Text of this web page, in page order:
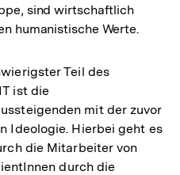
sind wirtschaftlich
humanistische Werte.
Teil des
ist die
mit der zuvor
Ideologie. Hierbei geht es
die Mitarbeiter von
durch die